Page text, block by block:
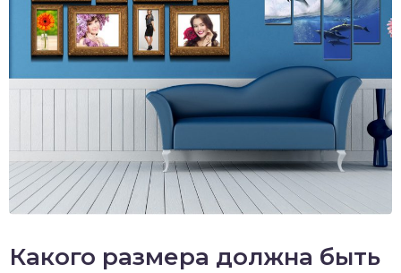
Какого размера должна быть